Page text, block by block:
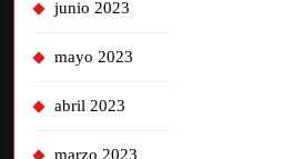
junio 2023
mayo 2023
abril 2023
marzo 2023